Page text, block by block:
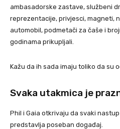
ambasadorske zastave, službeni
reprezentacije, privjesci, magneti,
automobil, podmetači za čaše i
godinama prikupljali.
Kažu da ih sada imaju toliko da su
Svaka utakmica je
Phil i Gaia otkrivaju da svaki
predstavlja poseban događaj.